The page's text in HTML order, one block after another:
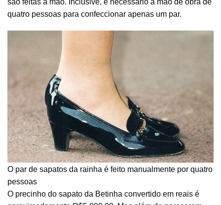
quatro pessoas para confeccionar apenas um par.
O par de sapatos da rainha é feito manualmente por quatro
pessoas
O precinho do sapato da Betinha convertido em reais é